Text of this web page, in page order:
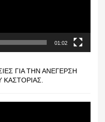
01:02
ΓΙΑ ΤΗΝ ΑΝΈΓΕΡΣΗ